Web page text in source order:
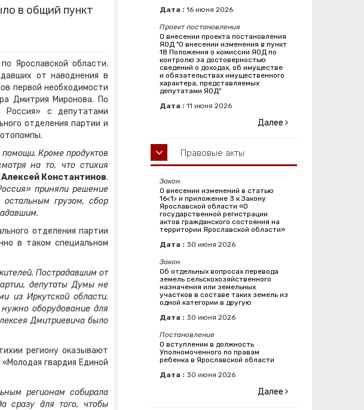
в общий пункт
Ярославской области.
от наводнения в
первой необходимости
Дмитрия Миронова. По
Россия» с депутатами
отделения партии и
Кроме продуктов
на то, что стихия
Алексей Константинов.
приняли решение
грузом, сбор
отделения партии
в таком специальном
Пострадавшим от
депутаты Думы не
из Иркутской области.
оборудование для
Дмитриевича было
региону оказывают
гвардия Единой
регионам собирала
сразу для того, чтобы
Дата : 16 июня 2026
Проект постановления
О внесении проекта постановления
ЯОД "О внесении изменения в пункт
18 Положения о комиссии ЯОД по
контролю за достоверностью
сведений о доходах, об имуществе
и обязательствах имущественного
характера, представляемых
депутатами ЯОД"
Дата : 11 июня 2026
Далее
Правовые акты
Закон
О внесении изменений в статью
16<1> и приложение 3 к Закону
Ярославской области «О
государственной регистрации
актов гражданского состояния на
территории Ярославской области»
Дата : 30 июня 2026
Закон
Об отдельных вопросах перевода
земель сельскохозяйственного
назначения или земельных
участков в составе таких земель из
одной категории в другую
Дата : 30 июня 2026
Постановление
О вступлении в должность
Уполномоченного по правам
ребенка в Ярославской области
Дата : 30 июня 2026
Далее